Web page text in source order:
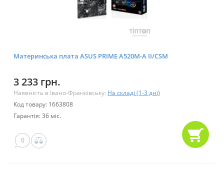
Материнська плата ASUS PRIME A520M-A II/CSM
3 233 грн.
Наявність в Івано-Франківську: На складі (1-3 дні)
Код товару: 1663808
Гарантія: 36 міс.
0